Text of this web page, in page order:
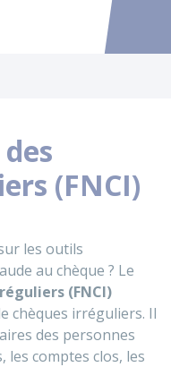
Accéder
(FNCI)
les outils
au chèque ? Le
(FNCI)
chèques irréguliers. Il
des personnes
les comptes clos, les